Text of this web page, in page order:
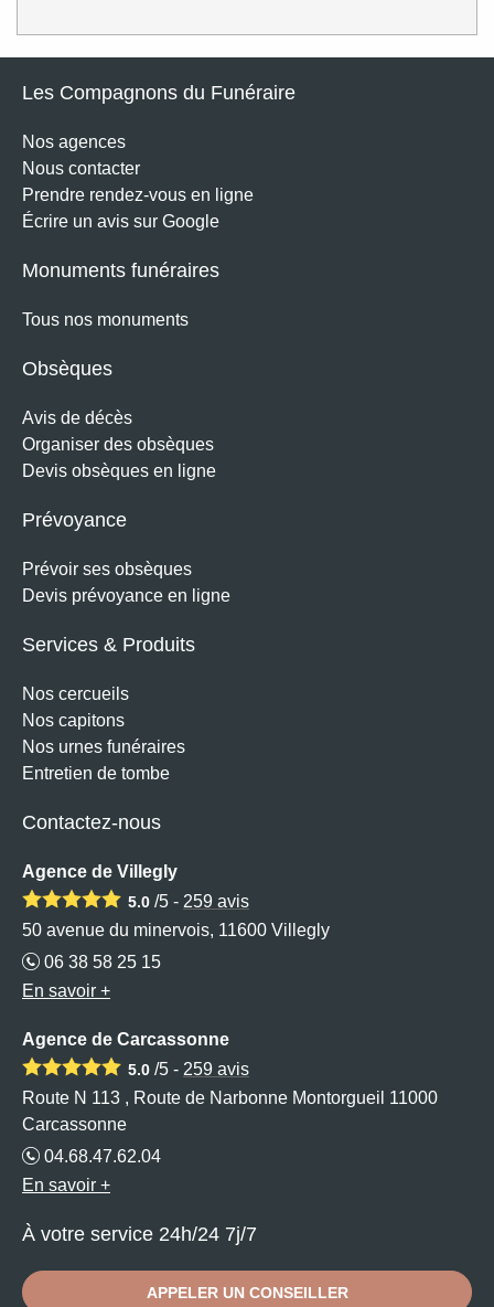
Les Compagnons du Funéraire
Nos agences
Nous contacter
Prendre rendez-vous en ligne
Écrire un avis sur Google
Monuments funéraires
Tous nos monuments
Obsèques
Avis de décès
Organiser des obsèques
Devis obsèques en ligne
Prévoyance
Prévoir ses obsèques
Devis prévoyance en ligne
Services & Produits
Nos cercueils
Nos capitons
Nos urnes funéraires
Entretien de tombe
Contactez-nous
Agence de Villegly
5.0 /5 - 259 avis
50 avenue du minervois, 11600 Villegly
06 38 58 25 15
En savoir +
Agence de Carcassonne
5.0 /5 - 259 avis
Route N 113 , Route de Narbonne Montorgueil 11000
Carcassonne
04.68.47.62.04
En savoir +
À votre service 24h/24 7j/7
APPELER UN CONSEILLER